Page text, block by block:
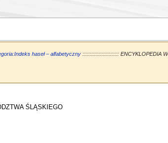
haseł – alfabetyczny ::::::::::::::::::::::::: ENCYKLOPEDIA
ŚLĄSKIEGO